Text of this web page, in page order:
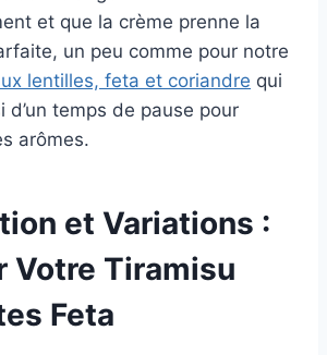
et que la crème prenne la
un peu comme pour notre
lentilles, feta et coriandre qui
d’un temps de pause pour
arômes.
et Variations :
Votre Tiramisu
Feta